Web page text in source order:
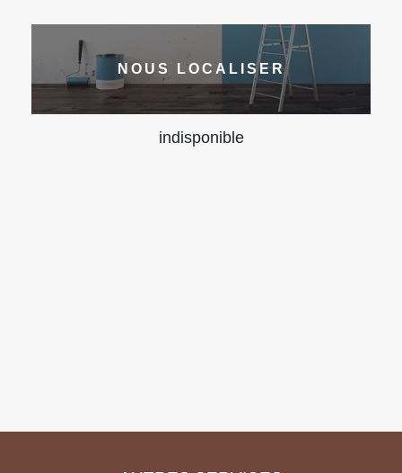
NOUS LOCALISER
indisponible